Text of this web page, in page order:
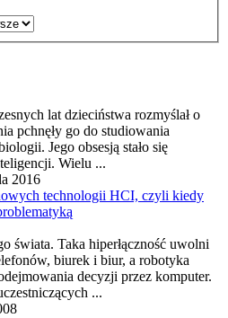
lat dzieciństwa rozmyślał o
pchnęły go do studiowania
Jego obsesją stało się
Wielu ...
2016
technologii HCI, czyli kiedy
świata. Taka hiperłączność uwolni
biurek i biur, a robotyka
decyzji przez komputer.
...